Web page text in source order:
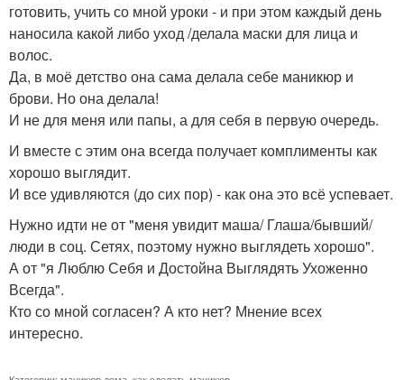
готовить, учить со мной уроки - и при этом каждый день
наносила какой либо уход /делала маски для лица и
волос.
Да, в моё детство она сама делала себе маникюр и
брови. Но она делала!
И не для меня или папы, а для себя в первую очередь.
И вместе с этим она всегда получает комплименты как
хорошо выглядит.
И все удивляются (до сих пор) - как она это всё успевает.
Нужно идти не от "меня увидит маша/ Глаша/бывший/
люди в соц. Сетях, поэтому нужно выглядеть хорошо".
А от "я Люблю Себя и Достойна Выглядять Ухоженно
Всегда".
Кто со мной согласен? А кто нет? Мнение всех
интересно.